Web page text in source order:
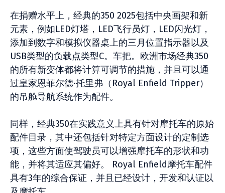
在捐赠水平上，经典的350 2025包括中央画架和新
元素，例如LED灯塔，LED飞行员灯，LED闪光灯，
添加到数字和模拟仪器桌上的三月位置指示器以及
USB类型的负载点类型C。车把。欧洲市场经典350
的所有新变体都将计算可调节的措施，并且可以通
过皇家恩菲尔德·托里弗（Royal Enfield Tripper）
的吊舱导航系统作为配件。
同样，经典350在实践意义上具有针对摩托车的原始
配件目录，其中还包括针对特定方面设计的定制选
项，这些方面使驾驶员可以增强摩托车的形状和功
能，并将其适应其偏好。 Royal Enfield摩托车配件
具有3年的综合保证，并且已经设计，开发和认证以